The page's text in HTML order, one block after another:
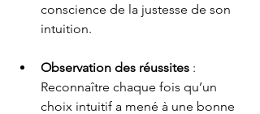
conscience de la justesse de son
intuition.
Observation des réussites :
Reconnaître chaque fois qu’un
choix intuitif a mené à une bonne